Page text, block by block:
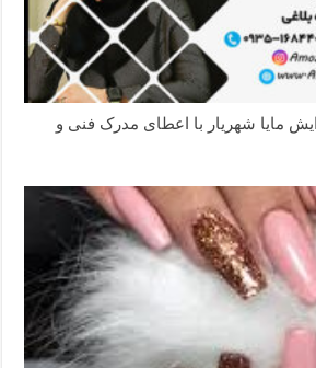
مایا شهریار با اعطای مدرک فنی و